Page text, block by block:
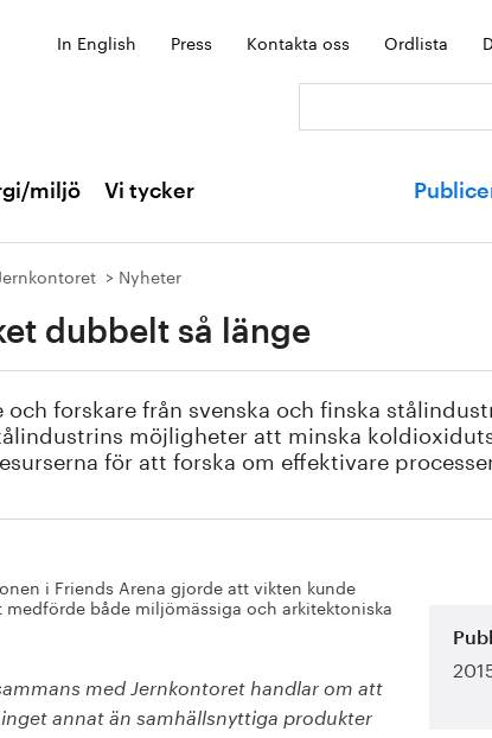
In English Press Kontakta oss Ordlista
miljö Vi tycker
Nyheter
dubbelt så länge
och forskare från svenska och finska
möjligheter att minska
för att forska om effektivare
i Friends Arena gjorde att vikten kunde
både miljömässiga och arkitektoniska
med Jernkontoret handlar om att
annat än samhällsnyttiga produkter